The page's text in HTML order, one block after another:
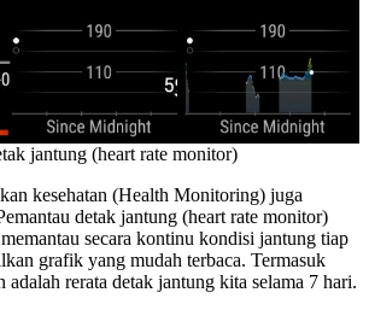
jantung (heart rate monitor)
kesehatan (Health Monitoring) juga
detak jantung (heart rate monitor)
secara kontinu kondisi jantung tiap
grafik yang mudah terbaca. Termasuk
adalah rerata detak jantung kita selama 7 hari.